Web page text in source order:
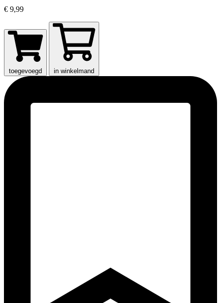
€ 9,99
toegevoegd in winkelmand